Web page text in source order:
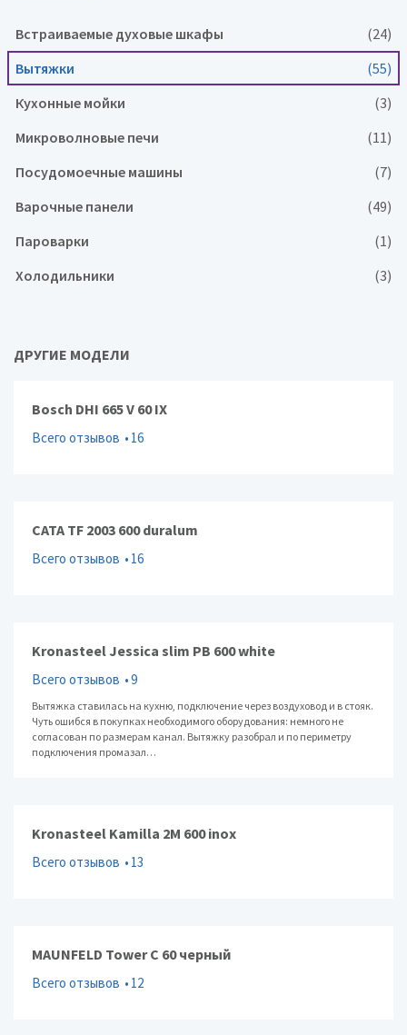
Встраиваемые духовые шкафы
(24)
Вытяжки
(55)
Кухонные мойки
(3)
Микроволновые печи
(11)
Посудомоечные машины
(7)
Варочные панели
(49)
Пароварки
(1)
Холодильники
(3)
ДРУГИЕ МОДЕЛИ
Bosch DHI 665 V 60 IX
Всего отзывов 16
CATA TF 2003 600 duralum
Всего отзывов 16
Kronasteel Jessica slim PB 600 white
Всего отзывов 9
Вытяжка ставилась на кухню, подключение через воздуховод и в стояк.
Чуть ошибся в покупках необходимого оборудования: немного не
согласован по размерам канал. Вытяжку разобрал и по периметру
подключения промазал…
Kronasteel Kamilla 2M 600 inox
Всего отзывов 13
MAUNFELD Tower C 60 черный
Всего отзывов 12